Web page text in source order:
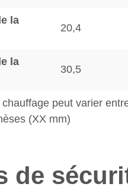
la
20,4
la
30,5
peut varier
(XX mm)
de